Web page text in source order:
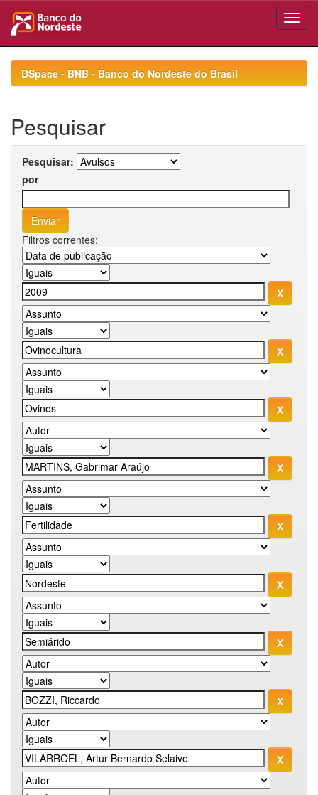
navigationDSpace - BNB - Banco do Nordeste do Brasil
Pesquisar
Pesquisar:
por
Filtros correntes: